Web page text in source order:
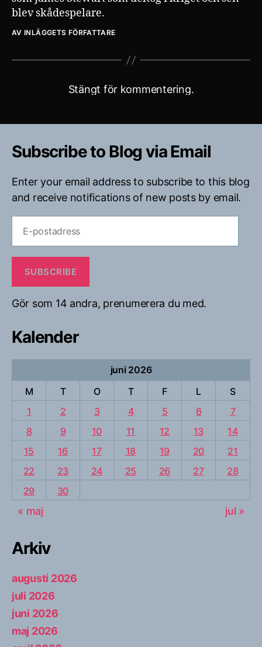
blev skådespelare.
AV INLÄGGETS FÖRFATTARE
Stängt för kommentering.
Subscribe to Blog via Email
Enter your email address to subscribe to this blog
and receive notifications of new posts by email.
postadress
SUBSCRIBE
Gör som 14 andra, prenumerera du med.
Kalender
juni 2026
M
T O T F L
S
1
2 3 4 5 6
7
8
9 10 11 12 13
14
15
16 17 18 19 20
21
22
23 24 25 26 27
28
29
30
« maj jul »
Arkiv
augusti 2026
juli 2026
juni 2026
maj 2026